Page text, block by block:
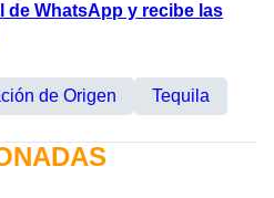
de WhatsApp y recibe las
de Origen Tequila